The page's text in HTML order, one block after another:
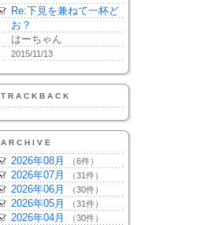
Re:下見を兼ねて一杯ど
お？
はーちゃん
2015/11/13
TRACKBACK
ARCHIVE
2026年08月 （6件）
2026年07月 （31件）
2026年06月 （30件）
2026年05月 （31件）
2026年04月 （30件）